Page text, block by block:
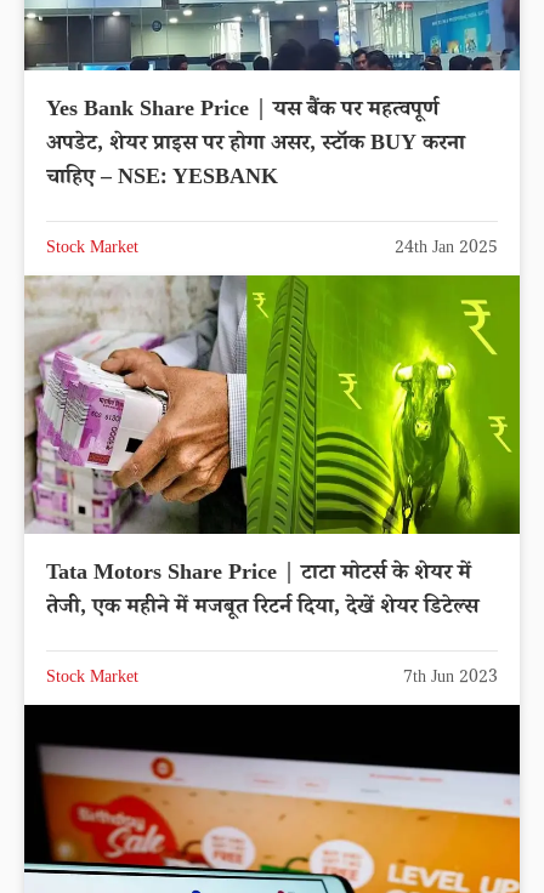
Yes Bank Share Price | यस बैंक पर महत्वपूर्ण
अपडेट, शेयर प्राइस पर होगा असर, स्टॉक BUY करना
चाहिए – NSE: YESBANK
Stock Market 24th Jan 2025
Tata Motors Share Price | टाटा मोटर्स के शेयर में
तेजी, एक महीने में मजबूत रिटर्न दिया, देखें शेयर डिटेल्स
Stock Market 7th Jun 2023